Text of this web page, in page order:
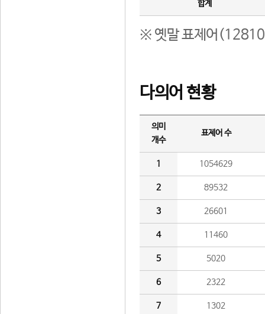
합계
※ 옛말 표제어(12810
다의어 현황
의미
개수
표제어 수
1 1054629
2 89532
3 26601
4 11460
5 5020
6 2322
7 1302